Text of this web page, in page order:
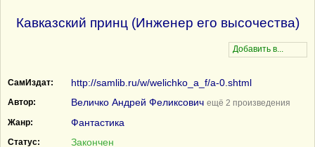
Кавказский принц (Инженер его высочества)
СамИздат: http://samlib.ru/w/welichko_a_f/a-0.shtml
Автор: Величко Андрей Феликсович ещё 2 произведения
Жанр:
Фантастика
Статус: Закончен